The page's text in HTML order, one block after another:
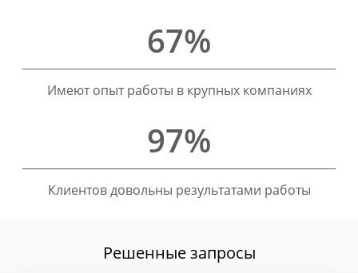
67%
Имеют опыт работы в крупных компаниях
97%
Клиентов довольны результатами работы
Решенные запросы